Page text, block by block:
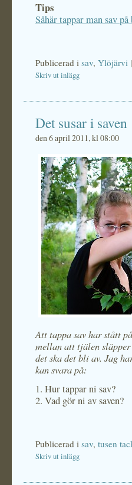
Tips
Såhär tappar man sav på
Publicerad i sav, Ylöjärvi |
Skriv ut inlägg
Det susar i saven
den 6 april 2011, kl 08:00
Att tappa sav har stått
mellan att tjälen
det ska det bli av. Jag
kan svara på:
1. Hur tappar ni sav?
2. Vad gör ni av saven?
Publicerad i sav, tusen
Skriv ut inlägg